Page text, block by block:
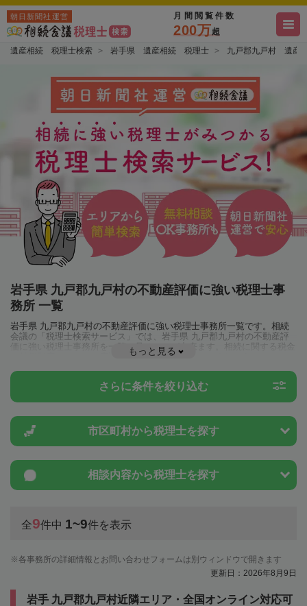
朝日新聞社運営 月間閲覧件数
200万超
遺産相続 税理士検索 岩手県 遺産相続 税理士 九戸郡九戸村 遺産
岩手県 九戸郡九戸村の不動産評価に強い税理士事
務所 一覧
岩手県 九戸郡九戸村の不動産評価に強い税理士事務所一覧です。相続
会議の「税理士検索サービス」では、岩手県 九戸郡九戸村の不動産評
価に強い税理士事務所を一覧で見ることが出来ます。相続に関する税金
や特例制度のことは一度近隣の税理士に相談してみましょう。
もっと見る
さらに条件を絞り込む
市区町村から税理士を探す
相談内容から税理士を探す
全9件中 1~9件を表示
各事務所の詳細情報とお問い合わせフォームは別ウィンドウで開きます
更新日：2026年8月9日
岩手 九戸郡九戸村近隣エリア・全国オンライン対応可